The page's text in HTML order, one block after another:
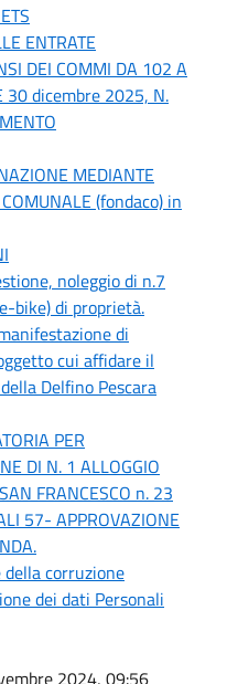
ENTRATE
DEI COMMI DA 102 A
30 dicembre 2025, N.
MEDIANTE
(fondaco) in
noleggio di n.7
bike) di proprietà.
di
cui affidare il
Delfino Pescara
PER
DI N. 1 ALLOGGIO
FRANCESCO n. 23
57- APPROVAZIONE
corruzione
dei dati Personali
2024, 09:56